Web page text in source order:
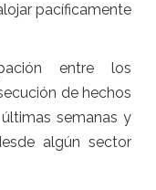
pacíficamente
entre los
de hechos
semanas y
algún sector